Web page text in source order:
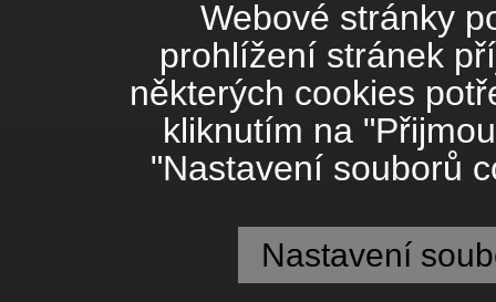
Webové stránky
prohlížení stránek
některých cookies
kliknutím na
"Nastavení souborů
Nastavení